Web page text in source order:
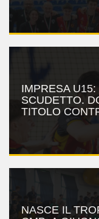
IMPRESA
SCUDETTO.
TITOLO
NASCE IL